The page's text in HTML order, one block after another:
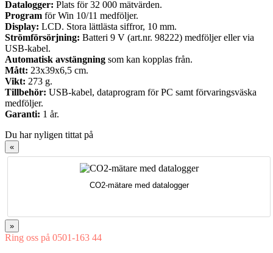
Datalogger: Plats för 32 000 mätvärden.
Program för Win 10/11 medföljer.
Display: LCD. Stora lättlästa siffror, 10 mm.
Strömförsörjning: Batteri 9 V (art.nr. 98222) medföljer eller via
USB-kabel.
Automatisk avstängning som kan kopplas från.
Mått: 23x39x6,5 cm.
Vikt: 273 g.
Tillbehör: USB-kabel, dataprogram för PC samt förvaringsväska
medföljer.
Garanti: 1 år.
Du har nyligen tittat på
«
CO2-mätare med datalogger
»
Ring oss på 0501-163 44